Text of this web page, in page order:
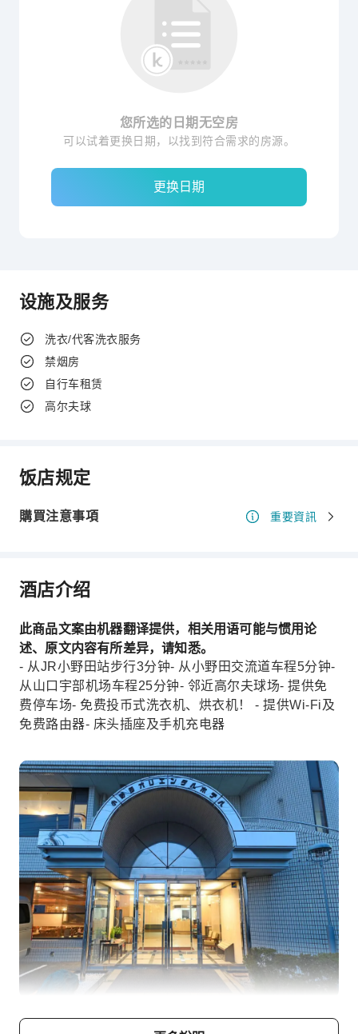
您所选的日期无空房
可以试着更换日期，以找到符合需求的房源。
更换日期
设施及服务
洗衣/代客洗衣服务
禁烟房
自行车租赁
高尔夫球
饭店规定
購買注意事項 重要資訊
酒店介绍
此商品文案由机器翻译提供，相关用语可能与惯用论
述、原文内容有所差异，请知悉。
- 从JR小野田站步行3分钟- 从小野田交流道车程5分钟-
从山口宇部机场车程25分钟- 邻近高尔夫球场- 提供免
费停车场- 免费投币式洗衣机、烘衣机！ - 提供Wi-Fi及
免费路由器- 床头插座及手机充电器